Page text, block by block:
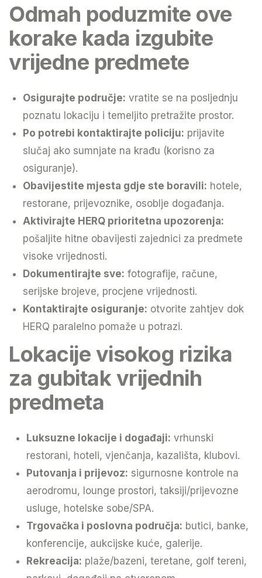
Odmah poduzmite ove
korake kada izgubite
vrijedne predmete
Osigurajte područje: vratite se na posljednju
poznatu lokaciju i temeljito pretražite prostor.
Po potrebi kontaktirajte policiju: prijavite
slučaj ako sumnjate na krađu (korisno za
osiguranje).
Obavijestite mjesta gdje ste boravili: hotele,
restorane, prijevoznike, osoblje događanja.
Aktivirajte HERQ prioritetna upozorenja:
pošaljite hitne obavijesti zajednici za predmete
visoke vrijednosti.
Dokumentirajte sve: fotografije, račune,
serijske brojeve, procjene vrijednosti.
Kontaktirajte osiguranje: otvorite zahtjev dok
HERQ paralelno pomaže u potrazi.
Lokacije visokog rizika
za gubitak vrijednih
predmeta
Luksuzne lokacije i događaji: vrhunski
restorani, hoteli, vjenčanja, kazališta, klubovi.
Putovanja i prijevoz: sigurnosne kontrole na
aerodromu, lounge prostori, taksiji/prijevozne
usluge, hotelske sobe/SPA.
Trgovačka i poslovna područja: butici, banke,
konferencije, aukcijske kuće, galerije.
Rekreacija: plaže/bazeni, teretane, golf tereni,